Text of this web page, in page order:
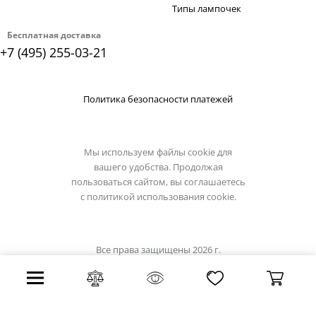
Бесплатная доставка
+7 (495) 255-03-21
Типы лампочек
Политика безопасности платежей
Мы используем файлы cookie для
вашего удобства. Продолжая
пользоваться сайтом, вы соглашаетесь
с политикой использования cookie.
Все права защищены 2026 г.